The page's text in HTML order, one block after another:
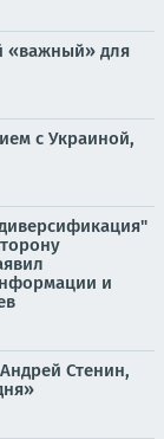
«важный» для
с Украиной,
и
Стенин,